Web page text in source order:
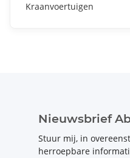
Kraanvoertuigen
Nieuwsbrief
Stuur mij, in
herroepbare